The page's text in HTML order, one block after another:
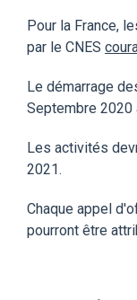
Pour la France,
par le CNES
Le démarrage
Septembre 2020
Les activités
2021.
Chaque appel
pourront être